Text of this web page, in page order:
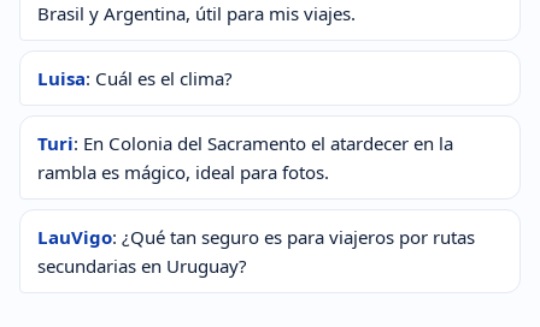
Brasil y Argentina, útil para mis viajes.
Luisa: Cuál es el clima?
Turi: En Colonia del Sacramento el atardecer en la
rambla es mágico, ideal para fotos.
LauVigo: ¿Qué tan seguro es para viajeros por rutas
secundarias en Uruguay?